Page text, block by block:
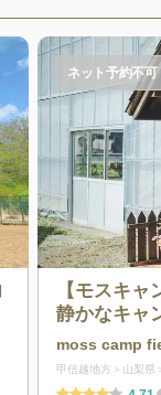
ネット予約不可
【モスキ
静かなキャ
の富士山、
moss camp
甲信越地方 山梨県